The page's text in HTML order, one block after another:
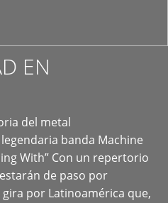
EN
del metal
banda Machine
With” Con un repertorio
de paso por
por Latinoamérica que,